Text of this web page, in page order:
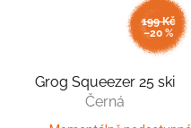
199 Kč
–20 %
Grog Squeezer 25 ski
Černá